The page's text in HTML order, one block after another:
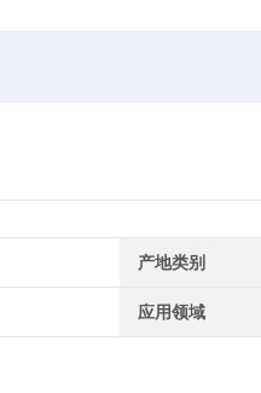
产地类别
应用领域